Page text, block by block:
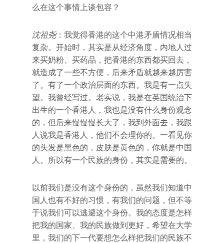
么在这个事情上谈包容？
沈祖尧：我觉得香港的这个中港矛盾情况相当
复杂。开始时，其实是从经济角度，内地人过
来买奶粉、买药品，把香港的东西都买回去，
就造成了一些不方便，后来矛盾就越来越厉害
了。有了一个政治层面的东西。我是有一点失
望。我曾经写过。老实说，我是在英国统治下
出生的一个香港人，我也是没有什么身份观念
的，但后来慢慢慢长大了，我到外面去，我跟
人说我是香港人，他们不会理你的。一看见你
的头发是黑色的，皮肤是黄色的，你就是中国
人。所以有一个民族的身份，其实是需要的。
以前我们是没有这个身份的，虽然我们知道中
国人也有不好的习惯，有我们的问题，但不等
于说我们可以逃避这个身份。我的态度是怎样
把我的国家、我的民族做到更好，希望在大学
里，我们的下一代要想怎么样把我们的民族不